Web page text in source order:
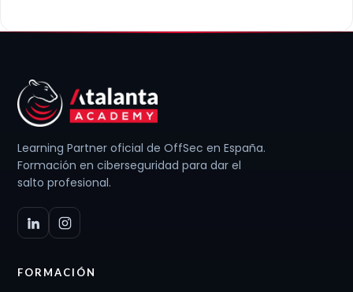
Learning Partner oficial de OffSec en España.
Formación en ciberseguridad para dar el
salto profesional.
FORMACIÓN